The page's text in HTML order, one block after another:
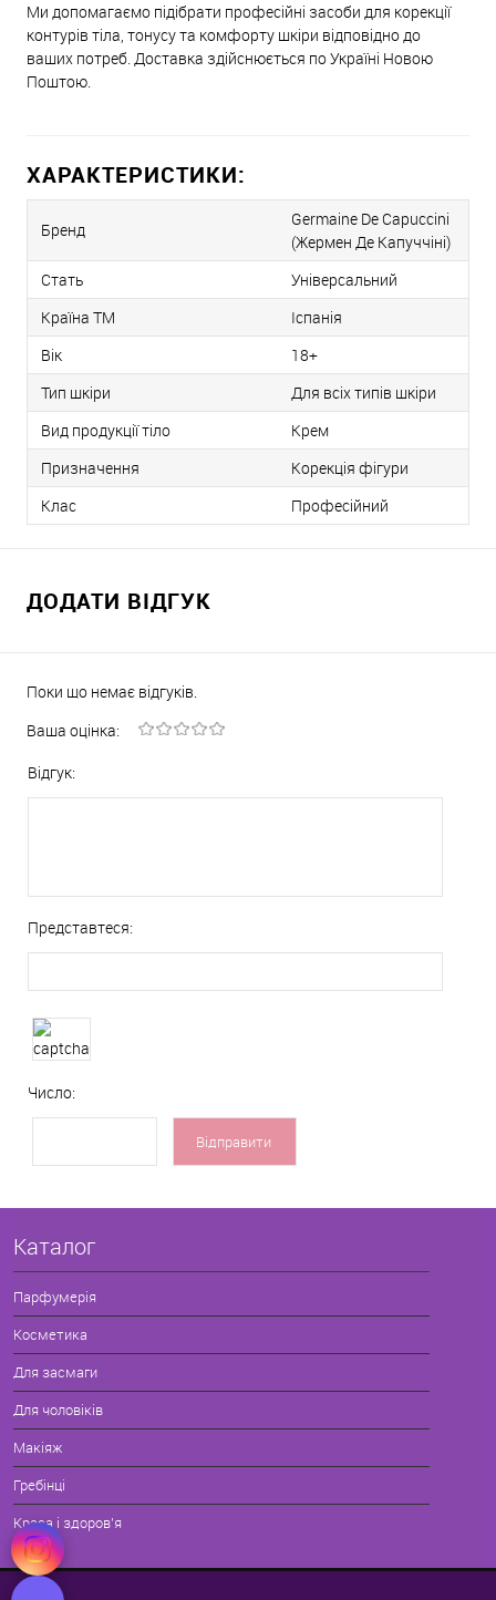
Ми допомагаємо підібрати професійні засоби для корекції
контурів тіла, тонусу та комфорту шкіри відповідно до
ваших потреб. Доставка здійснюється по Україні Новою
Поштою.
ХАРАКТЕРИСТИКИ:
Бренд
Germaine De Capuccini
(Жермен Де Капуччіні)
Стать
Універсальний
Країна ТМ
Іспанія
Вік
18+
Тип шкіри
Для всіх типів шкіри
Вид продукції тіло
Крем
Призначення
Корекція фігури
Клас
Професійний
ДОДАТИ ВІДГУК
Поки що немає відгуків.
Ваша оцінка:
Відгук:
Представтеся:
Число:
Каталог
Парфумерія
Косметика
Для засмаги
Для чоловіків
Макіяж
Гребінці
Краса і здоров'я